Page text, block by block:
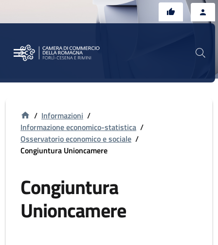
/ Informazioni /
Informazione economico-statistica /
Osservatorio economico e sociale /
Congiuntura Unioncamere
Congiuntura
Unioncamere